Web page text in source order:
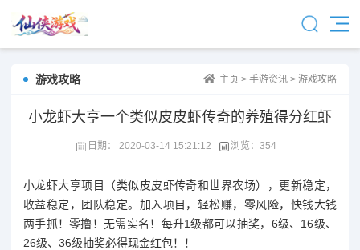
游戏攻略 主页 > 手游资讯 > 游戏攻略
小龙虾大亨一个类似皮皮虾传奇的养殖得分红虾
日期： 2020-03-14 15:21:12 浏览： 354
小龙虾大亨项目（类似皮皮虾传奇和世界农场），更新稳定，
收益稳定，团队稳定。加入项目，轻松赚，零风险，快钱大钱
两手抓！零撸！无需实名！每升1级都可以抽奖，6级、16级、
26级、36级抽奖必得现金红包！！